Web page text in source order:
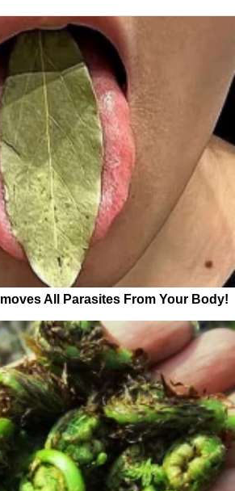
All Parasites From Your Body!